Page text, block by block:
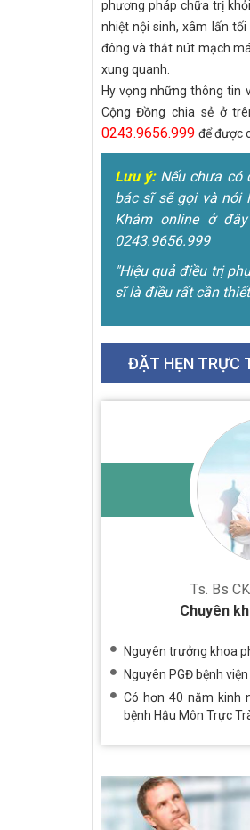
phương pháp chữa trị
nhiệt nội sinh, xâm lấn
đông và thắt nút mạch
xung quanh.
Hy vọng những thông tin
Cộng Đồng chia sẻ ở
0243.9656.999 để được
Lưu ý:Nếu chưa có
bác sĩ sẽ gọi và nói
Khám online ở
0243.9656.999
"Hiệu quả điều trị
sĩ là điều rất cần
ĐẶT HẸN TRỰC
Ts. Bs
Chuyên
Nguyên trưởng khoa
Nguyên PGĐ bệnh
Có hơn 40 năm kinh
bệnh Hậu Môn Trực